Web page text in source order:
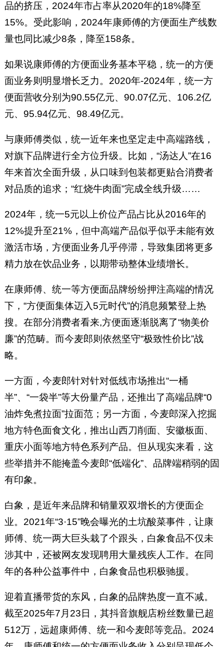
品的挤压，2024年市占率从2020年的18%降至
15%。受此影响，2024年康师傅的方便面生产线数
量也同比减少8条，降至158条。
如果说康师傅的方便面业务基本平稳，统一的方便
面业务则明显增长乏力。2020年-2024年，统一方
便面营收分别为90.55亿元、90.07亿元、106.2亿
元、95.94亿元、98.49亿元。
与康师傅类似，统一近年来也坚定走中高端路线，
对旗下品牌进行全方位升级。比如，“汤达人”在16
年来首次全面升级，从口味到包装都更贴合消费者
对品质的追求；“红烧牛肉面”完成全线升级……
2024年，统一5元以上价位产品占比从2016年的
12%提升至21%，但中高端产品似乎似乎未能有效
激活市场，方便面业务几乎停滞，导致集团将更多
精力放在饮品业务，以期带动整体业绩增长。
在康师傅、统一等方便面品牌纷纷押注高端的情况
下，“方便面集体迈入5元时代”的消息频繁登上热
搜。在部分消费者看来,方便面逐渐脱离了“物美价
廉”的范畴。而今麦郎则依然坚守“极致性价比”战
略。
一方面，今麦郎针对针对低线市场推出“一桶
半”、“一袋半”等大份量产品，还推出了高端品牌“0
油炸免煮拉面”拉面范；另一方面，今麦郎深入挖掘
地方特色面食文化，推出山西刀削面、安徽板面、
重庆小面等地方特色系列产品。但从现实来看，这
些举措并不能掩盖今麦郎“低端化”、品牌端稍弱的固
有印象。
白象，是近年来品牌和销量双双增长的方便面企
业。2021年“3·15”晚会曝光的土坑酸菜事件，让康
师傅、统一两大巨头栽了个跟头，白象食品不仅未
涉其中，还被网友发现聘用大量残疾人工作。在同
年的各种公益事件中，白象食品也积极驰援。
迎着直播带货的东风，白象的品牌热度一直不减。
截至2025年7月23日，其抖音旗舰店粉丝数量已超
512万，远超康师傅、统一和今麦郎等竞品。2024